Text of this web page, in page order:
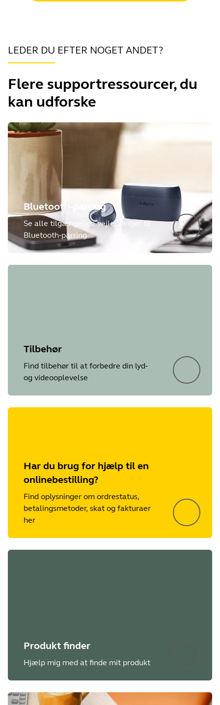
LEDER DU EFTER NOGET ANDET?
Flere supportressourcer, du
kan udforske
Bluetooth-parring
Se alle tilgængelige vejledninger til
Bluetooth-parring
Tilbehør
Find tilbehør til at forbedre din lyd-
og videooplevelse
Har du brug for hjælp til en
onlinebestilling?
Find oplysninger om ordrestatus,
betalingsmetoder, skat og fakturaer
her
Produkt finder
Hjælp mig med at finde mit produkt